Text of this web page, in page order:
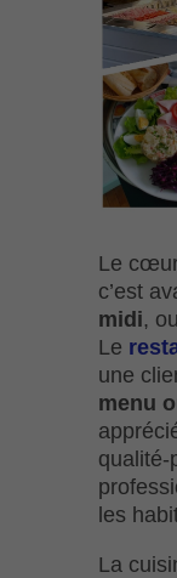
Le
c’est
midi,
Le
une
menu
qualité-
les
La